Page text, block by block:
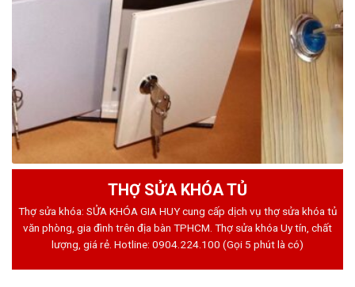
THỢ SỬA KHÓA TỦ
Thợ sửa khóa: SỬA KHÓA GIA HUY cung cấp dịch vụ thợ sửa khóa tủ
văn phòng, gia đình trên địa bàn TPHCM. Thợ sửa khóa Uy tín, chất
lượng, giá rẻ. Hotline: 0904.224.100 (Gọi 5 phút là có)